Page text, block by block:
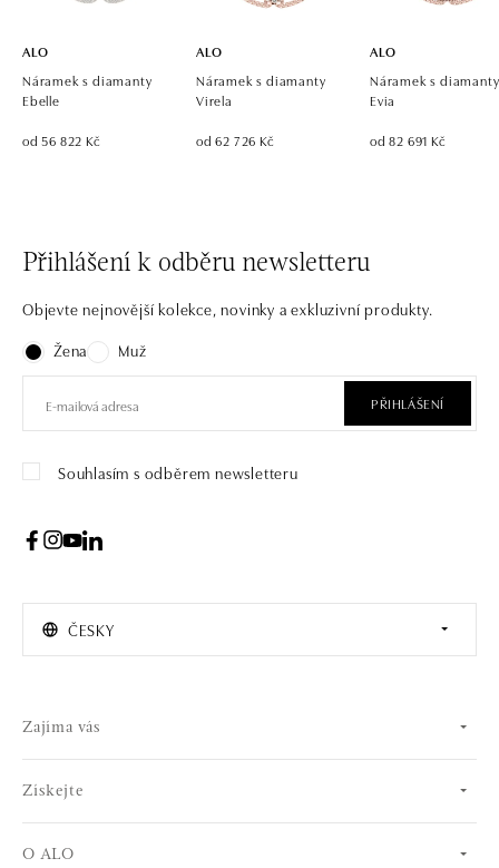
ALO
Náramek s diamanty
Ebelle
od 56 822 Kč
ALO
Náramek s diamanty
Virela
od 62 726 Kč
ALO
Náramek s diamanty
Evia
od 82 691 Kč
Přihlášení k odběru newsletteru
Objevte nejnovější kolekce, novinky a exkluzivní produkty.
Žena
Muž
PŘIHLÁŠENÍ
Souhlasím s odběrem newsletteru
ČESKY
Zajíma vás
Získejte
O ALO